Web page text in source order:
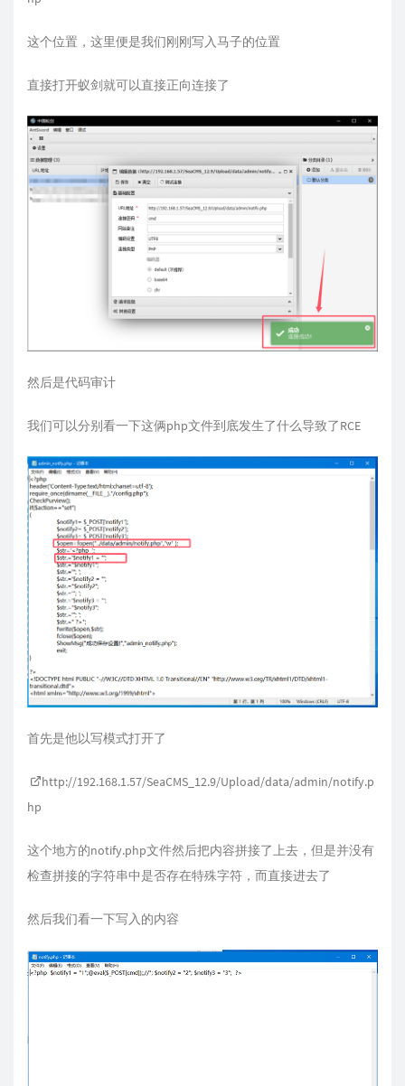
这个位置，这里便是我们刚刚写入马子的位置
直接打开蚁剑就可以直接正向连接了
然后是代码审计
我们可以分别看一下这俩php文件到底发生了什么导致了RCE
首先是他以写模式打开了
http://192.168.1.57/SeaCMS_12.9/Upload/data/admin/notify.p
hp
这个地方的notify.php文件然后把内容拼接了上去，但是并没有
检查拼接的字符串中是否存在特殊字符，而直接进去了
然后我们看一下写入的内容